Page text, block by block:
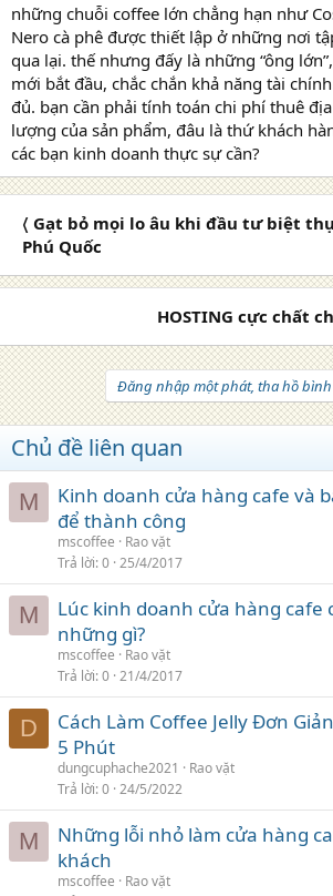
những chuỗi coffee lớn chẳng hạn như
Nero cà phê được thiết lập ở những nơi
qua lại. thế nhưng đấy là những “ông
mới bắt đầu, chắc chắn khả năng tài
đủ. bạn cần phải tính toán chi phí thuê
lượng của sản phẩm, đâu là thứ khách
các bạn kinh doanh thực sự cần?
〈 Gạt bỏ mọi lo âu khi đầu tư biệt
Phú Quốc
HOSTING cực chất
Đăng nhập một phát, tha hồ
Chủ đề liên quan
M
Kinh doanh cửa hàng cafe và
để thành công
mscoffee
Rao vặt
Trả lời 0 25/4/2017
M
Lúc kinh doanh cửa hàng cafe
những gì?
mscoffee
Rao vặt
Trả lời 0 21/4/2017
D
Cách Làm Coffee Jelly Đơn
5 Phút
dungcuphache2021
Rao vặt
Trả lời 0 24/5/2022
M
Những lỗi nhỏ làm cửa hàng
khách
mscoffee
Rao vặt